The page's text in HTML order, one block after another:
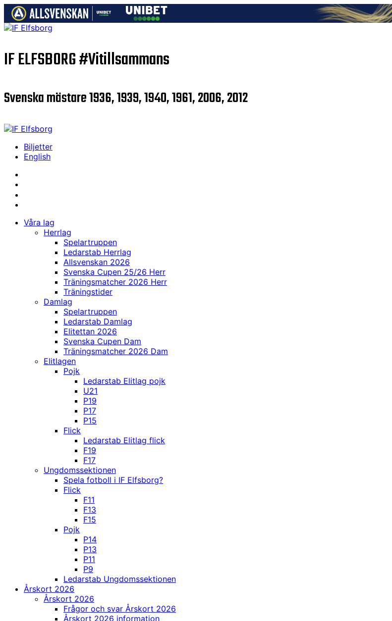
IF ELFSBORG#Vitillsammans
Svenska mästare 1936, 1939, 1940, 1961, 2006, 2012
Biljetter
English
Våra lag
Herrlag
Spelartruppen
Ledarstab Herrlag
Allsvenskan 2026
Svenska Cupen 25/26 Herr
Träningsmatcher 2026 Herr
Träningstider
Damlag
Spelartruppen
Ledarstab Damlag
Elitettan 2026
Svenska Cupen Dam
Träningsmatcher 2026 Dam
Elitlagen
Pojk
Ledarstab Elitlag pojk
U21
P19
P17
P15
Flick
Ledarstab Elitlag flick
F19
F17
Ungdomssektionen
Spela fotboll i IF Elfsborg?
Flick
F11
F13
F15
Pojk
P14
P13
P11
P9
Ledarstab Ungdomssektionen
Årskort 2026
Årskort 2026
Frågor och svar Årskort 2026
Årskort 2026 information